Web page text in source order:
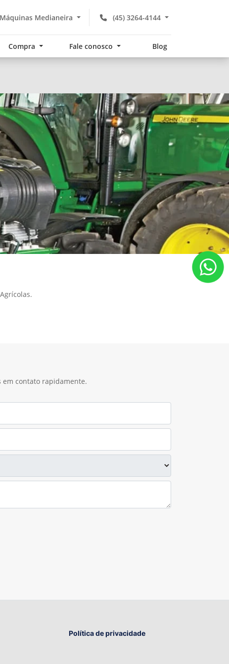
(45) 3264-4144
Medianeira
Compra Fale conosco Blog
contato rapidamente.
Política de privacidade